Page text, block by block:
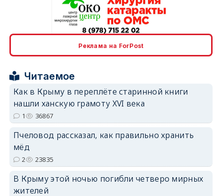
erid: 2SDnjdvhGXG
Реклама на ForPost
Читаемое
Как в Крыму в переплёте старинной книги
нашли ханскую грамоту XVI века
1 36867
Пчеловод рассказал, как правильно хранить
мёд
2 23835
В Крыму этой ночью погибли четверо мирных
жителей